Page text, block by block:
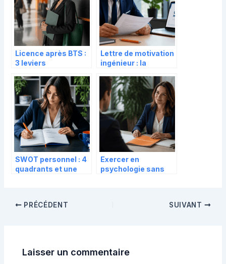
Licence après BTS :
3 leviers
réussir votre
admission
universitaire
Lettre de motivation
ingénieur : la
transformer votre
expertise en
entretien
SWOT personnel : 4
quadrants et une
Exercer en
psychologie sans
PRÉCÉDENT SUIVANT
Laisser un commentaire